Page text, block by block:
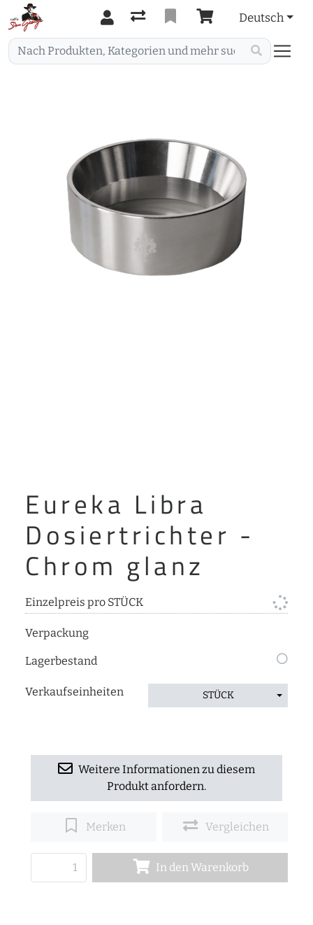
Deutsch
Eureka Libra
Dosiertrichter -
Chrom glanz
Einzelpreis pro STÜCK
Verpackung
Lagerbestand
Verkaufseinheiten STÜCK
Weitere Informationen zu diesem
Produkt anfordern.
Merken Vergleichen
In den Warenkorb